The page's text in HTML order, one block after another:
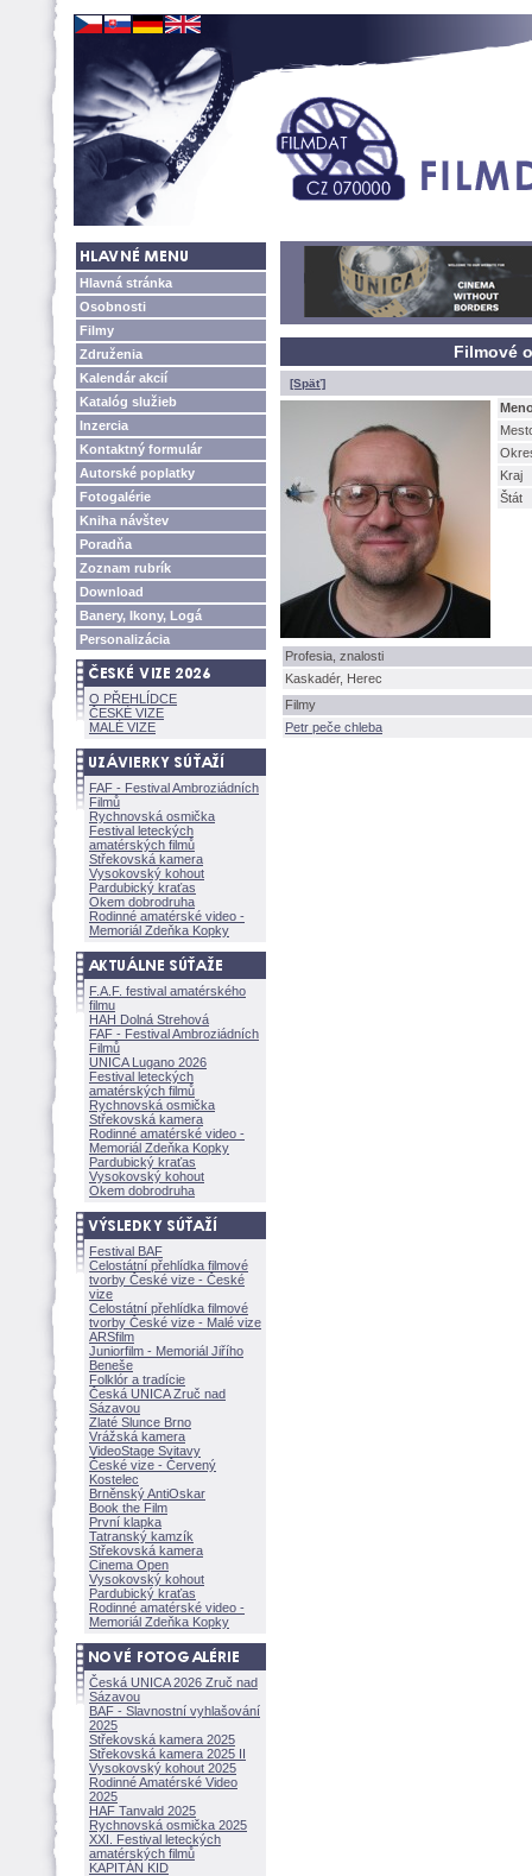
Hlavná stránka
Osobnosti
Filmy
Združenia
Kalendár akcií
Katalóg služieb
Inzercia
Kontaktný formulár
Autorské poplatky
Fotogalérie
Kniha návštev
Poradňa
Zoznam rubrík
Download
Banery, Ikony, Log
Personalizácia
O PŘEHLÍDCE
ČESKÉ VIZE
MALÉ VIZE
FAF - Festival Ambroziádních
Filmů
Rychnovská osmička
Festival leteckých
amatérských filmů
Střekovská kamera
Vysokovský kohout
Pardubický kraťas
Okem dobrodruha
Rodinné amatérské video -
Memoriál Zdeňka Kopky
F.A.F. festival amatérského
filmu
HAH Dolná Strehov
FAF - Festival Ambroziádních
Filmů
UNICA Lugano 2026
Festival leteckých
amatérských filmů
Rychnovská osmička
Střekovská kamera
Rodinné amatérské video -
Memoriál Zdeňka Kopky
Pardubický kraťas
Vysokovský kohout
Okem dobrodruha
Festival BAF
Celostátní přehlídka filmové
tvorby České vize - České
vize
Celostátní přehlídka filmové
tvorby České vize - Malé vize
ARSfilm
Juniorfilm - Memoriál Jiřího
Beneše
Folklór a tradície
Česká UNICA Zruč nad
Sázavou
Zlaté Slunce Brno
Vrážská kamera
VideoStage Svitavy
České vize - Červený
Kostelec
Brněnský AntiOskar
Book the Film
První klapka
Tatranský kamzík
Střekovská kamera
Cinema Open
Vysokovský kohout
Pardubický kraťas
Rodinné amatérské video -
Memoriál Zdeňka Kopky
Česká UNICA 2026 Zruč nad
Sázavou
BAF - Slavnostní vyhlašování
2025
Střekovská kamera 2025
Střekovská kamera 2025 II
Vysokovský kohout 2025
Rodinné Amatérské Video
2025
HAF Tanvald 2025
Rychnovská osmička 2025
XXI. Festival leteckých
amatérských filmů
KAPITÁN KID
Filmové
[Späť]
Kraj
tát
Profesia, znalosti
Kaskadér, Herec
Filmy
Petr peče chleba